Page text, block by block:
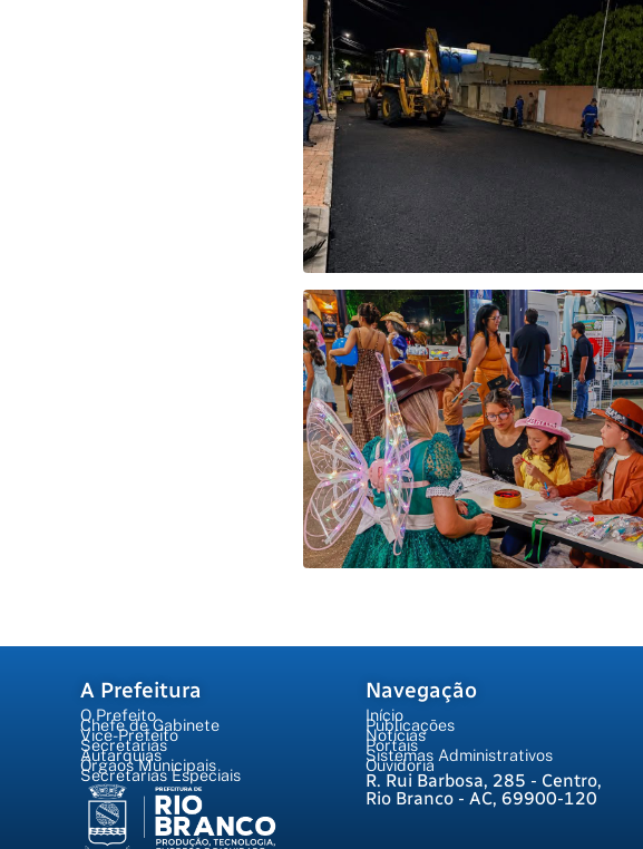
A Prefeitura
O Prefeito
Chefe de Gabinete
Vice-Prefeito
Secretarias
Autarquias
Órgãos Municipais
Secretarias Especiais
Navegação
Início
Publicações
Notícias
Portais
Sistemas Administrativos
Ouvidoria
R. Rui Barbosa, 285 - Centro,
Rio Branco - AC, 69900-120